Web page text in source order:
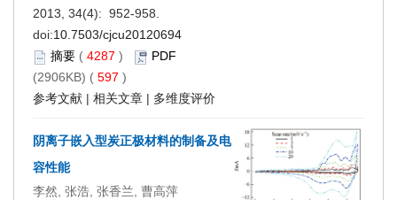
2013, 34(4): 952-958.
doi:10.7503/cjcu20120694
摘要 ( 4287 )
PDF
(2906KB) ( 597 )
参考文献 | 相关文章 | 多维度评价
阴离子嵌入型炭正极材料的制备及电
容性能
李然, 张浩, 张香兰, 曹高萍